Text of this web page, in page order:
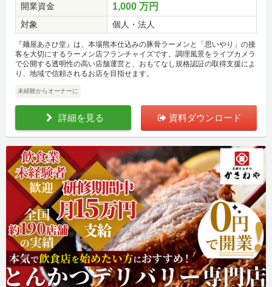
開業資金
1,000 万円
対象 個人・法人
『麺屋あさひ堂』は、本場熊本仕込みの豚骨ラーメンと「思いやり」の接
客を大切にするラーメン店フランチャイズです。調理風景をライブカメラ
で公開する透明性の高い店舗運営と、おもてなし規格認証の取得支援によ
り、地域で信頼されるお店を目指せます。
未経験からオーナーに
詳細を見る 資料ダウンロード